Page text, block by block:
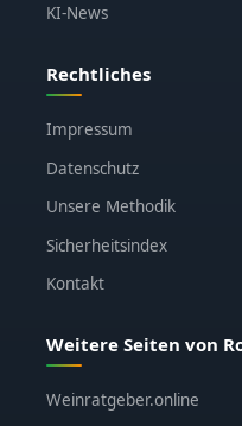
KI-News
Rechtliches
Impressum
Datenschutz
Unsere Methodik
Sicherheitsindex
Kontakt
Weitere Seiten von
Weinratgeber.online